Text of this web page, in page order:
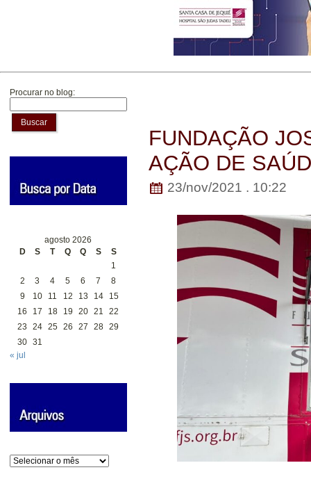
Procurar no blog:
Buscar
agosto 2026
D
S T Q Q S
S
1
2
3 4 5 6 7
8
9
10 11 12 13 14
15
16
17 18 19 20 21
22
23
24 25 26 27 28 29
30 31
« jul
Arquivos
FUNDAÇÃO
AÇÃO DE
23/nov/2021 . 10:22